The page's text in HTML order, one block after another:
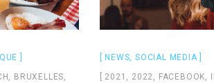
, BRUXELLES,
NEWS, SOCIAL MEDIA
2021 , 2022, FACEBOOK,